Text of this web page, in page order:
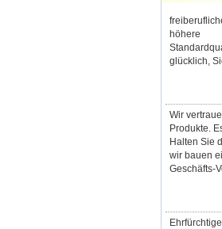
höhere
glücklich,
Wir
Produkte.
Halten Sie
wir bauen
Geschäfts-